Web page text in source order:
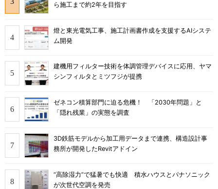
ら施工まで約2年を目指す
燈と東光電気工事、施工計画書作成を支援するAIシステ
ム開発
建機用フィルター技術を体調管理デバイスに応用、ヤマ
シンフィルタとミツフジが提携
ゼネコン積算部門に迫る危機！ 「2030年問題」と
「隠れ残業」の実態を調査
3D鉄筋モデルから加工用データまで連携、構造設計事
務所が開発したRevitアドイン
“高除湿力”で猛暑でも快適 積水ハウスとパナソニック
が次世代空調を発売